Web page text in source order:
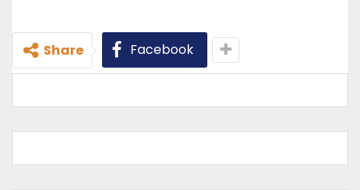
Share Facebook